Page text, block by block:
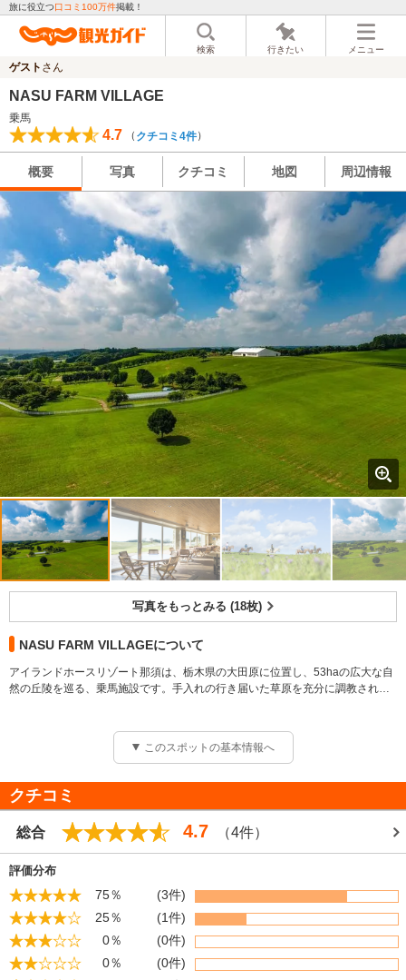
旅に役立つ口コミ100万件掲載！
検索 行きたい メニュー
ゲスト さん
NASU FARM VILLAGE
乗馬
4.7 （ クチコミ4件）
概要 写真 クチコミ 地図 周辺情報
写真をもっとみる (18枚)
NASU FARM VILLAGEについて
アイランドホースリゾート那須は、栃木県の大田原に位置し、53haの広大な自
然の丘陵を巡る、乗馬施設です。手入れの行き届いた草原を充分に調教された
の制限を設けております。お子様は、120cm以上でお一人で馬に乗れます。体
重は、80kg以下となっております。お客様の体調や年齢等、場合によってはス
このスポットの基本情報へ
クチコミ
総合 4.7 （4件）
評価分布
75％
(3件)
25％
(1件)
0％
(0件)
0％
(0件)